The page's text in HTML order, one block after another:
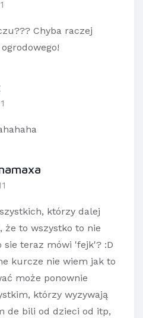
Chyba raczej
którzy dalej
że to wszystko to nie
sie teraz mówi 'fejk'? :D
kurcze nie wiem jak to
może ponownie
którzy wyzywają
de bili od dzieci od itp,